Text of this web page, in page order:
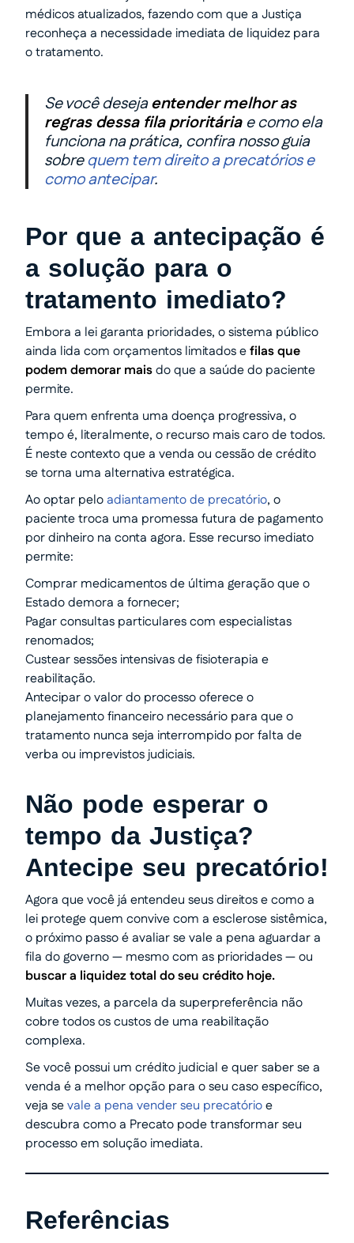
médicos atualizados, fazendo com que a Justiça
reconheça a necessidade imediata de liquidez para
o tratamento.
Se você desejaentender melhor as
regras dessa fila prioritáriae como ela
funciona na prática, confira nosso guia
sobrequem tem direito a precatórios e
como antecipar.
Por que a antecipação é
a solução para o
tratamento imediato?
Embora a lei garanta prioridades, o sistema público
ainda lida com orçamentos limitados efilas que
podem demorar maisdo que a saúde do paciente
permite.
Para quem enfrenta uma doença progressiva, o
tempo é, literalmente, o recurso mais caro de todos.
É neste contexto que a venda ou cessão de crédito
se torna uma alternativa estratégica.
Ao optar peloadiantamento de precatório, o
paciente troca uma promessa futura de pagamento
por dinheiro na conta agora. Esse recurso imediato
permite:
Comprar medicamentos de última geração que o
Estado demora a fornecer;
Pagar consultas particulares com especialistas
renomados;
Custear sessões intensivas de fisioterapia e
reabilitação.
Antecipar o valor do processo oferece o
planejamento financeiro necessário para que o
tratamento nunca seja interrompido por falta de
verba ou imprevistos judiciais.
Não pode esperar o
tempo da Justiça?
Antecipe seu precatório!
Agora que você já entendeu seus direitos e como a
lei protege quem convive com a esclerose sistêmica,
o próximo passo é avaliar se vale a pena aguardar a
fila do governo — mesmo com as prioridades — ou
buscar a liquidez total do seu crédito hoje.
Muitas vezes, a parcela da superpreferência não
cobre todos os custos de uma reabilitação
complexa.
Se você possui um crédito judicial e quer saber se a
venda é a melhor opção para o seu caso específico,
veja sevale a pena vender seu precatórioe
descubra como a Precato pode transformar seu
processo em solução imediata.
Referências